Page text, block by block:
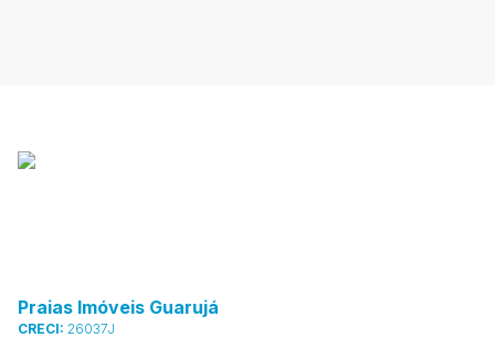
Praias Imóveis Guarujá
CRECI: 26037J